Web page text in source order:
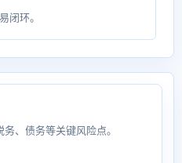
闭环。
、债务等关键风险点。